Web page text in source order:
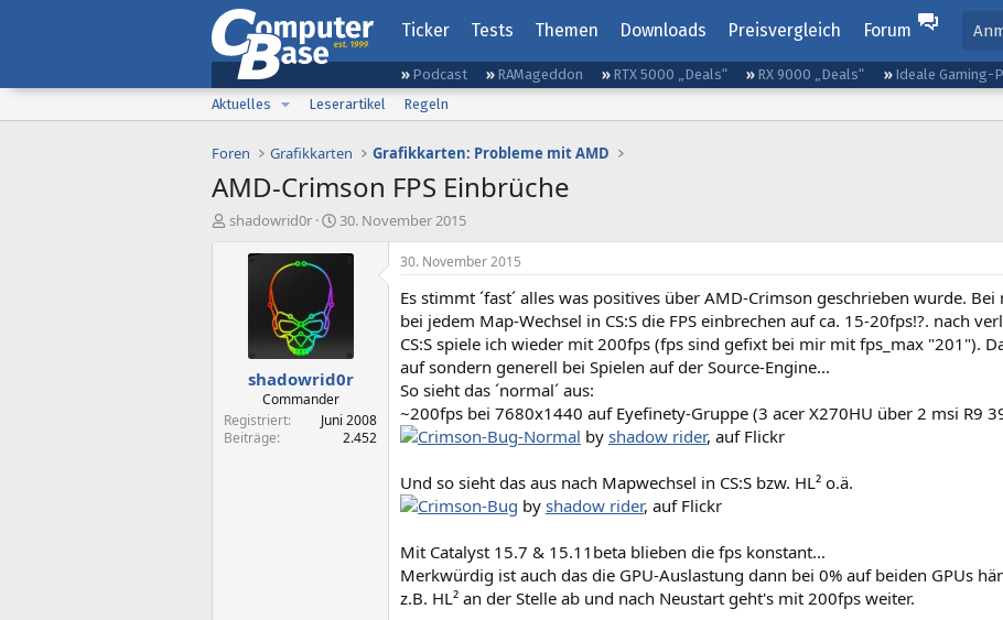
Ticker Tests Themen Downloads Preisvergleich Forum
Podcast RAMageddon RTX 5000 „Deals“ RX 9000 „Deals“ Ideale Gaming-
Aktuelles
Leserartikel Regeln
Foren Grafikkarten Grafikkarten: Probleme mit AMD
AMD-Crimson FPS Einbrüche
E
shadowrid0r
E
s
t
a
m
30. November 2015
shadowrid0r
Commander
Registriert
Juni 2008
Beiträge
2.452
30. November 2015
Es stimmt ´fast´ alles was positives über AMD-Crimson geschrieben wurde. Bei
bei jedem Map-Wechsel in CS:S die FPS einbrechen auf ca. 15-20fps!?. nach
CS:S spiele ich wieder mit 200fps (fps sind gefixt bei mir mit fps_max "201").
auf sondern generell bei Spielen auf der Source-Engine...
So sieht das ´normal´ aus:
~200fps bei 7680x1440 auf Eyefinety-Gruppe (3 acer X270HU über 2 msi R9
Crimson-Bug-Normal by shadow rider, auf Flickr
Und so sieht das aus nach Mapwechsel in CS:S bzw. HL² o.ä.
Crimson-Bug by shadow rider, auf Flickr
Mit Catalyst 15.7 & 15.11beta blieben die fps konstant...
Merkwürdig ist auch das die GPU-Auslastung dann bei 0% auf beiden GPUs
z.B. HL² an der Stelle ab und nach Neustart geht's mit 200fps weiter.